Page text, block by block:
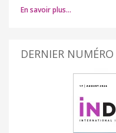
En savoir plus…
DERNIER NUMÉRO